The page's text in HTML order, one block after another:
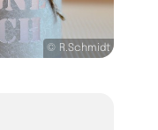
© R.Schmidt